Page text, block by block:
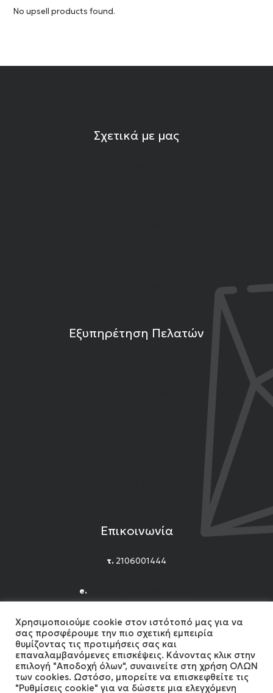
No upsell products found.
Σχετικά με μας
Εξυπηρέτηση Πελατών
Επικοινωνία
τ. 2106001444
e.
Facebook
Instagram
YouTube
Χρησιμοποιούμε cookie στον ιστότοπό μας για να
σας προσφέρουμε την πιο σχετική εμπειρία
θυμίζοντας τις προτιμήσεις σας και
επαναλαμβανόμενες επισκέψεις. Κάνοντας κλικ στην
επιλογή "Αποδοχή όλων", συναινείτε στη χρήση ΟΛΩΝ
των cookies. Ωστόσο, μπορείτε να επισκεφθείτε τις
"Ρυθμίσεις cookie" για να δώσετε μια ελεγχόμενη